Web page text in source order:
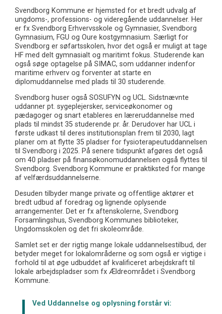
Svendborg Kommune er hjemsted for et bredt udvalg af
ungdoms-, professions- og videregående uddannelser. Her
er fx Svendborg Erhvervsskole og Gymnasier, Svendborg
Gymnasium, FGU og Oure kostgymnasium. Særligt for
Svendborg er søfartsskolen, hvor det også er muligt at tage
HF med delt gymnasialt og maritimt fokus. Studerende kan
også søge optagelse på SIMAC, som uddanner indenfor
maritime erhverv og forventer at starte en
diplomuddannelse med plads til 30 studerende.
Svendborg huser også SOSUFYN og UCL. Sidstnævnte
uddanner pt. sygeplejersker, serviceøkonomer og
pædagoger og snart etableres en læreruddannelse med
plads til mindst 35 studerende pr. år. Derudover har UCL i
første udkast til deres institutionsplan frem til 2030, lagt
planer om at flytte 35 pladser for fysioterapeutuddannelsen
til Svendborg i 2025. På senere tidspunkt afgøres det også
om 40 pladser på finansøkonomuddannelsen også flyttes til
Svendborg. Svendborg Kommune er praktiksted for mange
af velfærdsuddannelserne.
Desuden tilbyder mange private og offentlige aktører et
bredt udbud af foredrag og lignende oplysende
arrangementer. Det er fx aftenskolerne, Svendborg
Forsamlingshus, Svendborg Kommunes biblioteker,
Ungdomsskolen og det fri skoleområde.
Samlet set er der rigtig mange lokale uddannelsestilbud, der
betyder meget for lokalområderne og som også er vigtige i
forhold til at øge udbuddet af kvalificeret arbejdskraft til
lokale arbejdspladser som fx Ældreområdet i Svendborg
Kommune.
Ved Uddannelse og oplysning forstår vi: